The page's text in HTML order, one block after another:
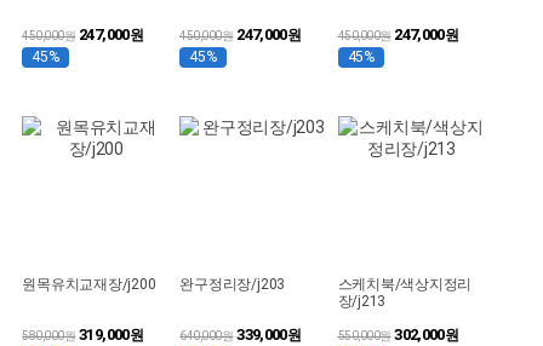
450,000원 247,000원
45%
450,000원 247,000원
45%
450,000원 247,000원
45%
원목유치교재장/j200
580,000원 319,000원
완구정리장/j203
640,000원 339,000원
스케치북/색상지정리
장/j213
550,000원 302,000원